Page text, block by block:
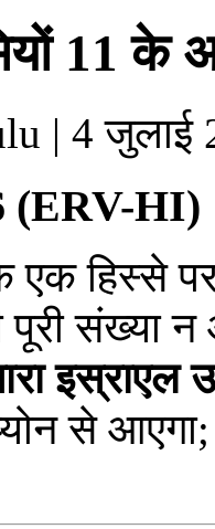
11 के
| 4 जुलाई
(ERV-HI)
एक हिस्से
पूरी संख्या
इस्राएल
से